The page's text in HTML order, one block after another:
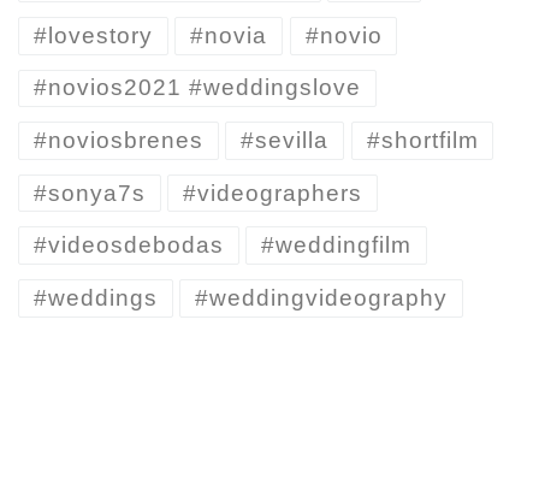
#lovestory #novia #novio
#novios2021 #weddingslove
#noviosbrenes #sevilla #shortfilm
#sonya7s #videographers
#videosdebodas #weddingfilm
#weddings #weddingvideography